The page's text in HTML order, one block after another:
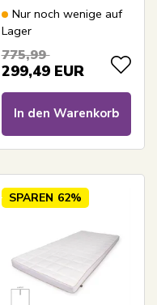
Memoryschaum -
Ergonomische
Topmatratze - Borg
Living
Matratze
Nur noch wenige auf
Lager
775,99
299,49 EUR
In den Warenkorb
SPAREN 62%